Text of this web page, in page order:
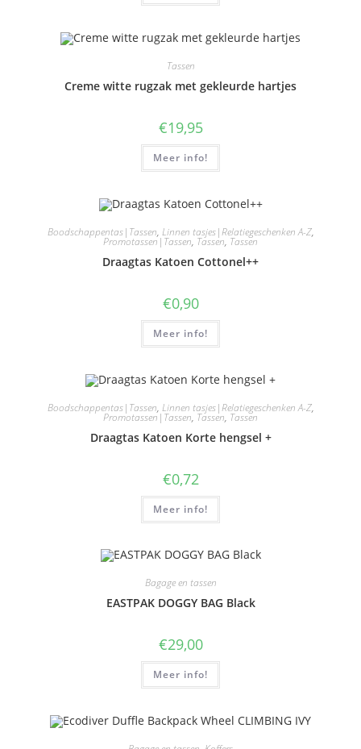
Tassen
Creme witte rugzak met gekleurde hartjes
€19,95
Meer info!
Boodschappentas|Tassen, Linnen tasjes|Relatiegeschenken A-Z,
Promotassen|Tassen, Tassen, Tassen
Draagtas Katoen Cottonel++
€0,90
Meer info!
Boodschappentas|Tassen, Linnen tasjes|Relatiegeschenken A-Z,
Promotassen|Tassen, Tassen, Tassen
Draagtas Katoen Korte hengsel +
€0,72
Meer info!
Bagage en tassen
EASTPAK DOGGY BAG Black
€29,00
Meer info!